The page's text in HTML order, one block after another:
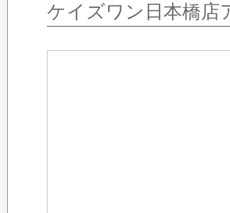
ケイズワン日本橋店